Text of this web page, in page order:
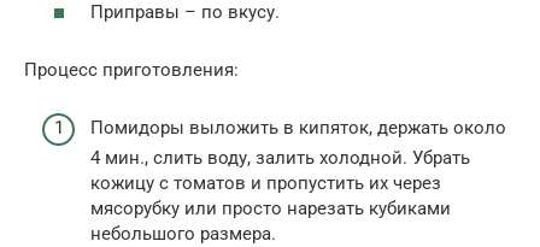
Приправы – по вкусу.
Процесс приготовления:
Помидоры выложить в кипяток, держать около
4 мин., слить воду, залить холодной. Убрать
кожицу с томатов и пропустить их через
мясорубку или просто нарезать кубиками
небольшого размера.